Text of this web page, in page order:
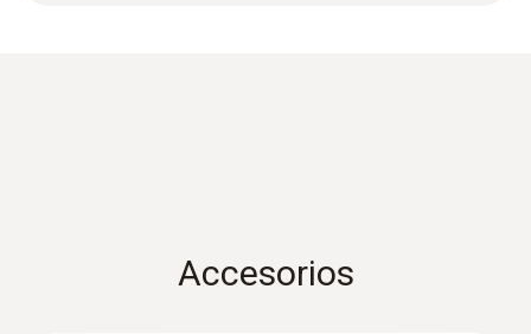
Accesorios